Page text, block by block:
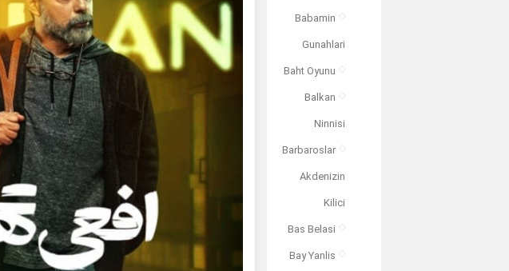
Babamin
Gunahlari
Baht Oyunu
Balkan
Ninnisi
Barbaroslar
Akdenizin
Kilici
Bas Belasi
Bay Yanlis